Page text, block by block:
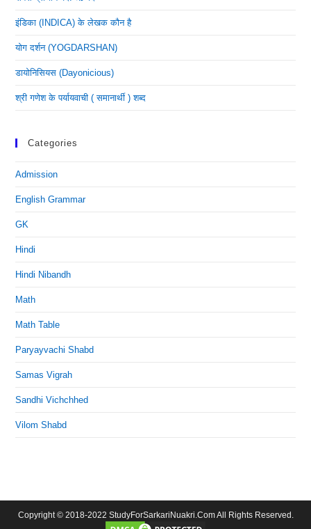
इंडिका (INDICA) के लेखक कौन है
योग दर्शन (YOGDARSHAN)
डायोनिसियस (dayonicious)
श्री गणेश के पर्यायवाची ( समानार्थी ) शब्द
Categories
Admission
English Grammar
GK
Hindi
Hindi Nibandh
Math
Math Table
Paryayvachi Shabd
Samas Vigrah
Sandhi Vichchhed
Vilom Shabd
Copyright © 2018-2022 StudyForSarkariNuakri.Com All Rights Reserved.